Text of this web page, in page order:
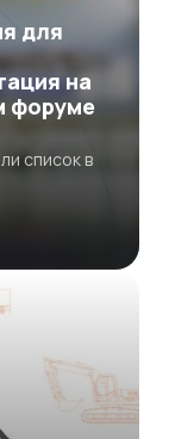
для
на
форуме
список в